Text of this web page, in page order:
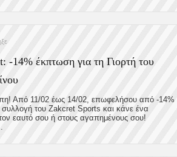
-14% έκπτωση για τη Γιορτή του
Από 11/02 έως 14/02, επωφελήσου από -14%
του Zakcret Sports και κάνε ένα
εαυτό σου ή στους αγαπημένους σου!